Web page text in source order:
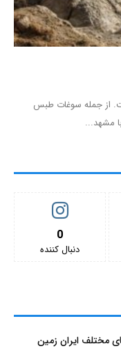
از جمله سوغات طبس
مشهد...
0
دنبال کننده‌
مختلف ایران زمین